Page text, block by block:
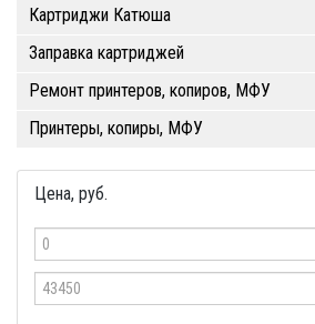
Картриджи Катюша
Заправка картриджей
Ремонт принтеров, копиров, МФУ
Принтеры, копиры, МФУ
Цена, руб.